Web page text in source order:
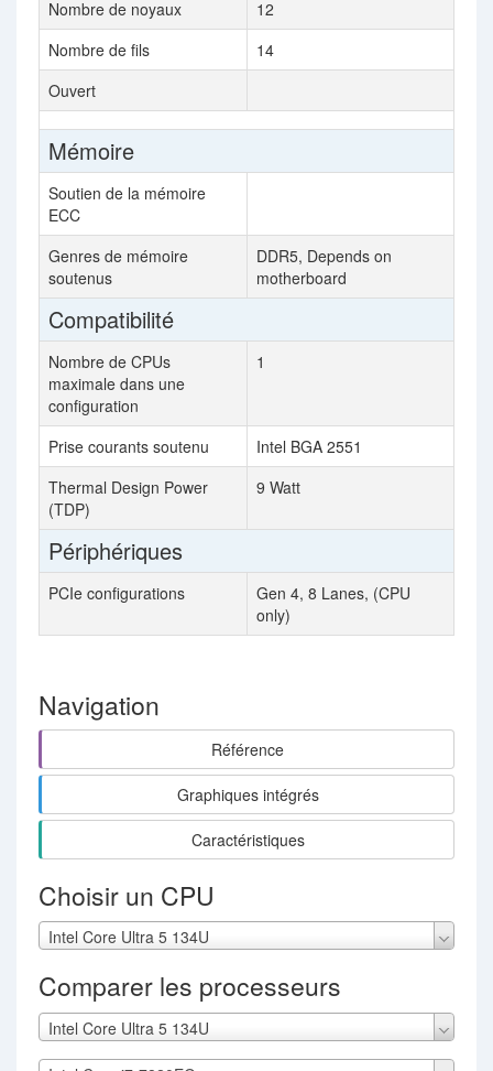
Nombre de noyaux
12
Nombre de fils
14
Ouvert
Mémoire
Soutien de la mémoire
ECC
Genres de mémoire
soutenus
DDR5, Depends on
motherboard
Compatibilité
Nombre de CPUs
maximale dans une
configuration
1
Prise courants soutenu
Intel BGA 2551
Thermal Design Power
(TDP)
9 Watt
Périphériques
PCIe configurations
Gen 4, 8 Lanes, (CPU
only)
Navigation
Référence
Graphiques intégrés
Caractéristiques
Choisir un CPU
Intel Core Ultra 5 134U
Comparer les processeurs
Intel Core Ultra 5 134U